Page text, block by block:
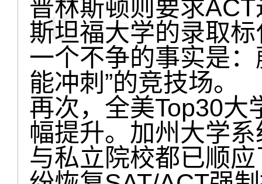
普林斯顿则要求
斯坦福大学的录取
一个不争的事实是
能冲刺”的竞技场。
再次，全美Top30大
幅提升。加州大学
与私立院校都已顺应